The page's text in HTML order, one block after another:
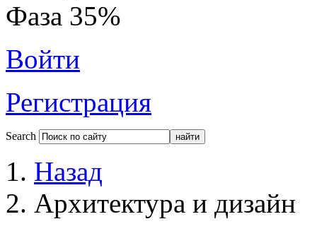
Фаза 35%
Войти
Регистрация
Search
Назад
Архитектура и дизайн